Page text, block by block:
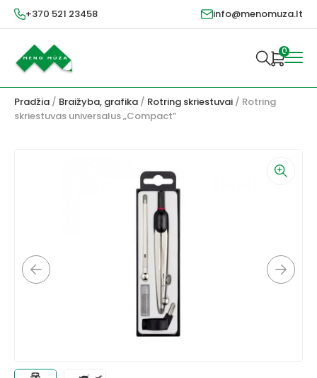
+370 521 23458 info@menomuza.lt
0
Pradžia / Braižyba, grafika / Rotring skriestuvai / Rotring
skriestuvas universalus „Compact”